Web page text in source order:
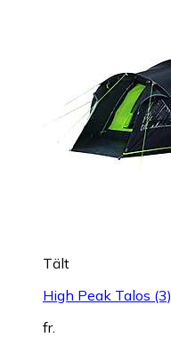
Tält
High Peak Talos (3)
fr.